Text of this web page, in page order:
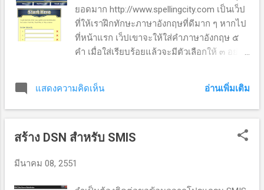
ทั้งหมดเลยครับ คิดว่าขั้นนี้คงไม่ติดอะไรนะ
ครับ ติดตั้งไปเลย ๓. ไปที่ Extensions ->
plugins manager ที่หน้าแรก ให้ปิดการทำงาน
plugin ชื่อ Authentication - Joomla และเปิด
แทน ๔. ยังอยู่ในส่วนของ plugins manager อยู่
pluginชื่อ User - Joomla! และเปิดการใช้งาน
ยอดมาก http://www.spellingcity.com เป็นเว็ป
ที่ให้เราฝึกทักษะภาษาอังกฤษที่ดีมาก ๆ หากไป
ที่หน้าแรก เว็ปเขาจะให้ใส่คำภาษาอังกฤษ ๕
คำ เมื่อใส่เรียบร้อยแล้วจะมีตัวเลือกให้ ๓ อย่าง
โปรแกรมจะพาไปสู่การอ่านคำที่เราใส่ลงไป
ผมลองใส่มั่ว ๆ ไป มันก็ฉลาดพอที่จะบอกเราว่า
คำที่เติมลงไปนั้นไม่ได้อยู่ในสารบบ และให้เรา
เรา ไปเรียนการสะกดคำ การอ่านที่ถูกต้อง รวม
สรุปว่าเราได้คะแนนเท่าไหร่ หากไม่ต้องการ
แสดงความคิดเห็น อ่านเพิ่มเติม
สร้าง DSN สำหรับ SMIS
มีนาคม 08, 2551